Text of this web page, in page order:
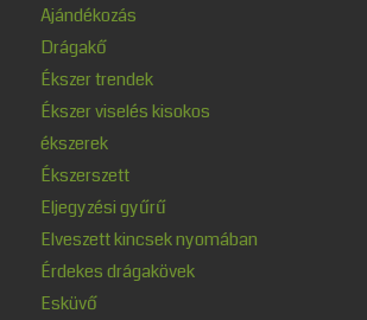
Ajándékozás
Drágakő
Ékszer trendek
Ékszer viselés kisokos
ékszerek
Ékszerszett
Eljegyzési gyűrű
Elveszett kincsek nyomában
Érdekes drágakövek
Esküvő